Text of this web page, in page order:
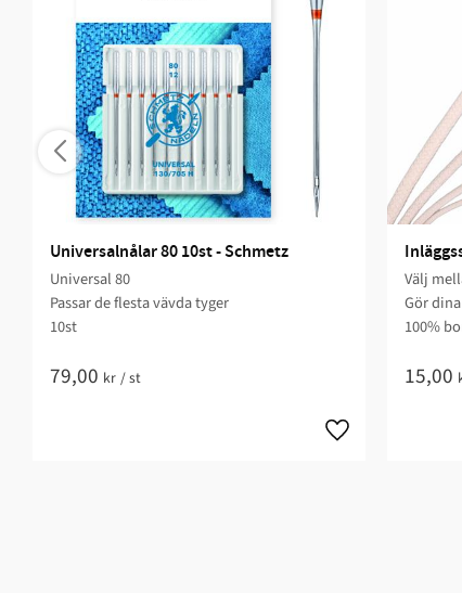
Universalnålar 80 10st - Schmetz
Universal 80
Passar de flesta vävda tyger
10st
79,00 kr /st
Välj
Gör
100%
15,00